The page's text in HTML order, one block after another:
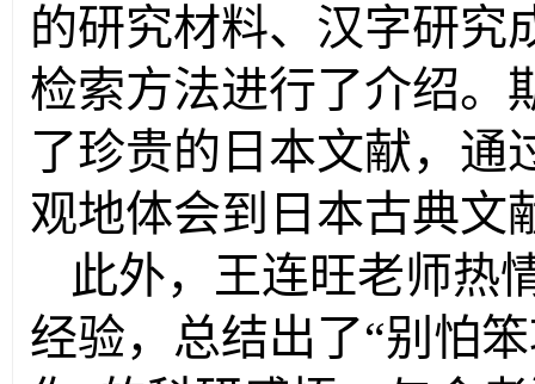
的研究材料、汉字研究
检索方法进行了介绍。
了珍贵的日本文献，通
观地体会到日本古典文
此外，王连旺老师热
经验，总结出了“别怕